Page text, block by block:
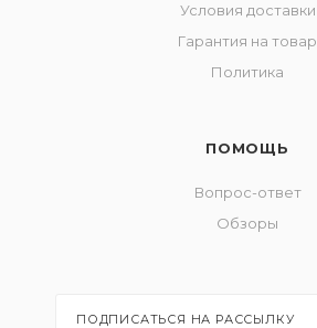
Условия доставки
Гарантия на товар
Политика
ПОМОЩЬ
Вопрос-ответ
Обзоры
ПОДПИСАТЬСЯ НА РАССЫЛКУ